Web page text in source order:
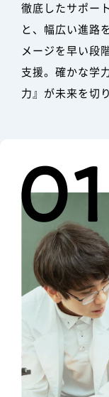
徹底したサポー
と、幅広い進路
メージを早い段
支援。確かな学
力』が未来を切
01